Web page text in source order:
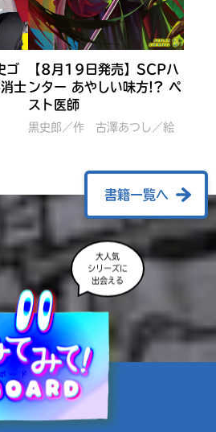
ト
レッツゴー！まいぜんシス
ターズ とつぜん、王様に
佐久間さのすけ／絵
ゴ
士
【8月19日発売】SCPハ
ンター あやしい味方!? ペ
スト医師
黒史郎／作 古澤あつし／絵
書籍一覧へ
大人気
シリーズに
出会える